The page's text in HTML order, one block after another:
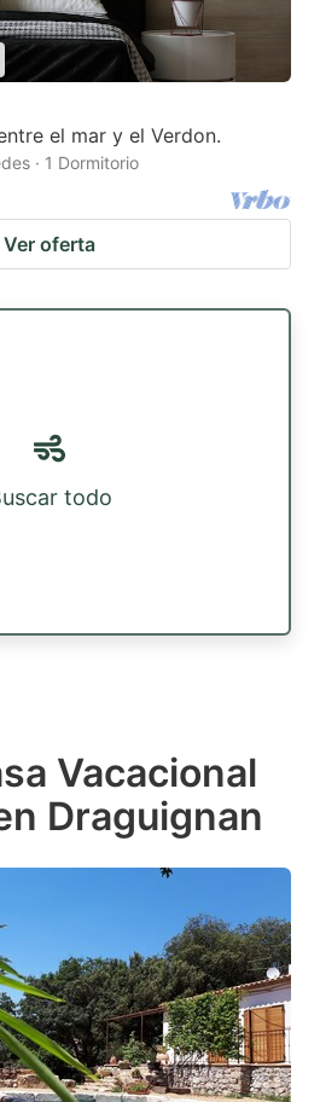
el mar y el Verdon.
· 1 Dormitorio
Ver oferta
todo
Vacacional
Draguignan